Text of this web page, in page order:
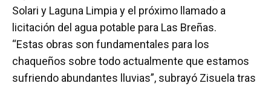
Solari y Laguna Limpia y el próximo llamado a
licitación del agua potable para Las Breñas.
“Estas obras son fundamentales para los
chaqueños sobre todo actualmente que estamos
sufriendo abundantes lluvias”, subrayó Zisuela tras